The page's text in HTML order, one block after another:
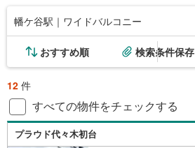
幡ケ谷駅｜ワイドバルコニー
おすすめ順 検索条件保存
12 件
すべての物件をチェックする
プラウド代々木初台